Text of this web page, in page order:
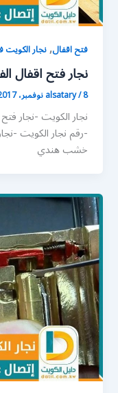
فتح اقفال,نجار الكويت
نجار فتح اقفال
alsatary/8 نوفمبر، 2017
نجار الكويت -نجار
-رقم نجار الكويت -
خشب هندي